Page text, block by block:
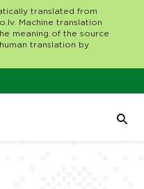
translated from
Machine translation
meaning of the source
translation by